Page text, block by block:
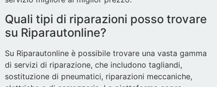
Quali tipi di riparazioni posso trovare
su Riparautonline?
Su Riparautonline è possibile trovare una vasta gamma
di servizi di riparazione, che includono tagliandi,
sostituzione di pneumatici, riparazioni meccaniche,